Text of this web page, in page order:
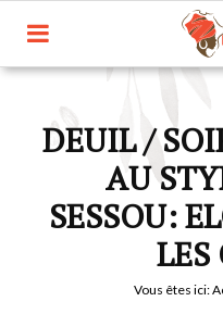
DEUIL /
AU
SESSOU:
Vous êtes ici: